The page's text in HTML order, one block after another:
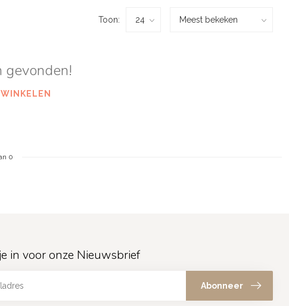
Toon:
gevonden!
0
in voor onze Nieuwsbrief
Abonneer